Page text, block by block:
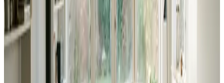
97% varmegenvinding